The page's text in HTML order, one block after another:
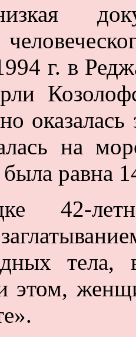
г. в
на
равна
42-
тела,
этом,